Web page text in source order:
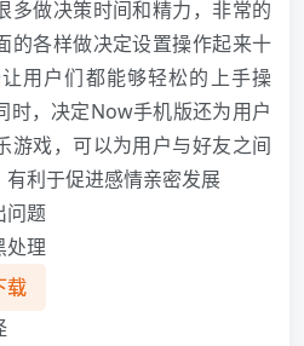
多做决策时间和精力，非常的
的各样做决定设置操作起来十
用户们都能够轻松的上手操
时，决定Now手机版还为用户
游戏，可以为用户与好友之间
利于促进感情亲密发展
问题
处理
载